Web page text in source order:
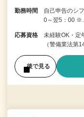
勤務時間
自己申告のシ
0～翌5：00
応募資格
未経験OK・定
（警備業法第
後で見る